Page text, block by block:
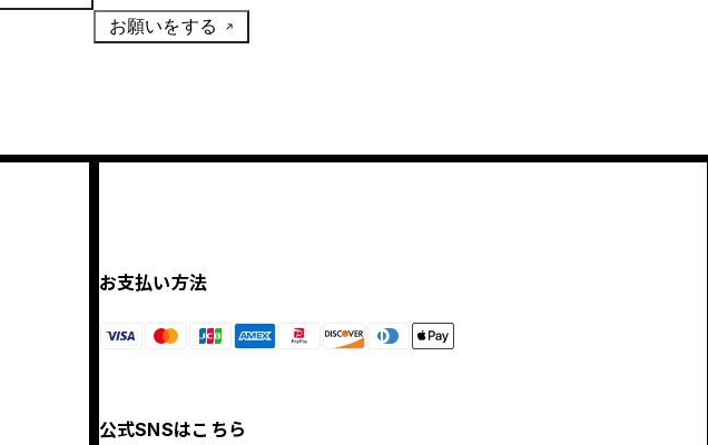
お願いをする
お支払い方法
公式SNSはこちら